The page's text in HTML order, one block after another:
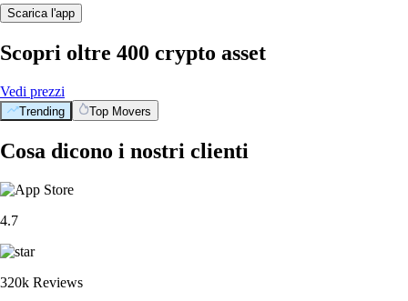
Scarica l'app
Scopri oltre 400 crypto asset
Vedi prezzi
Trending Top Movers
Cosa dicono i nostri clienti
4.7
320k Reviews